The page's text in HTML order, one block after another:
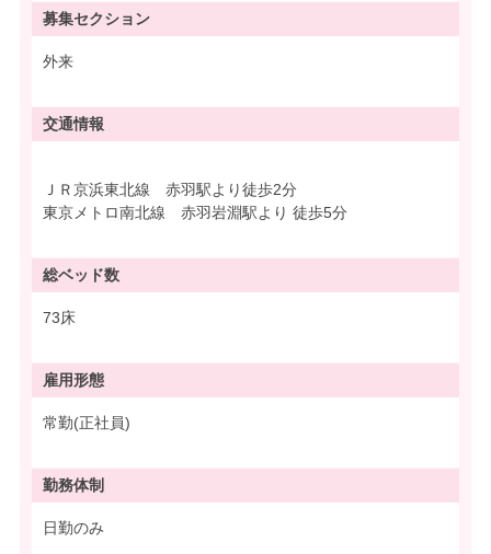
募集セクション
外来
交通情報
ＪＲ京浜東北線 赤羽駅より徒歩2分
東京メトロ南北線 赤羽岩淵駅より 徒歩5分
総ベッド数
73床
雇用形態
常勤(正社員)
勤務体制
日勤のみ